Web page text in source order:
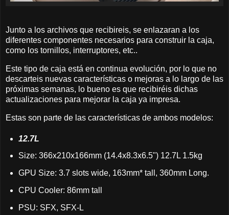
Junto a los archivos que recibireis, se enlazaran a los
diferentes componentes necesarios para construir la caja,
como los tornillos, interruptores, etc..
Este tipo de caja está en continua evolución, por lo que no
descarteis nuevas características o mejoras a lo largo de las
próximas semanas, lo bueno es que recibiréis dichas
actualizaciones para mejorar la caja ya impresa.
Estas son parte de las características de ambos modelos:
12.7L
Size: 366x210x166mm (14.4x8.3x6.5") 12.7L 1.5kg
GPU Size: 3.7 slots wide, 163mm* tall, 360mm Long.
CPU Cooler: 86mm tall
PSU: SFX, SFX-L